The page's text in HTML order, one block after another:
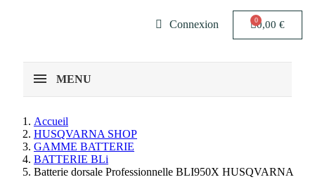
Connexion 0,00 €
MENU
Accueil
HUSQVARNA SHOP
GAMME BATTERIE
BATTERIE BLi
Batterie dorsale Professionnelle BLI950X HUSQVARNA